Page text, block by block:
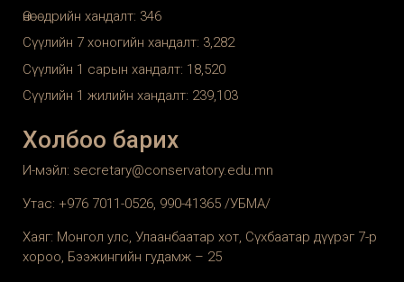
Өнөөдрийн хандалт: 346
Сүүлийн 7 хоногийн хандалт: 3,282
Сүүлийн 1 сарын хандалт: 18,520
Сүүлийн 1 жилийн хандалт: 239,103
Холбоо барих
И-мэйл: secretary@conservatory.edu.mn
Утас: +976 7011-0526, 990-41365 /УБМА/
Хаяг: Монгол улс, Улаанбаатар хот, Сүхбаатар дүүрэг 7-р
хороо, Бээжингийн гудамж – 25